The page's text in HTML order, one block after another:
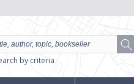
by criteria